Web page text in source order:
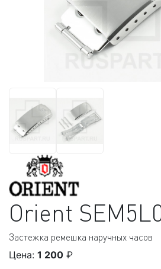
Orient
Застежка ремешка наручных часов
Цена: 1 200 ₽